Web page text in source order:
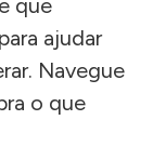
que
ajudar
Navegue
o que